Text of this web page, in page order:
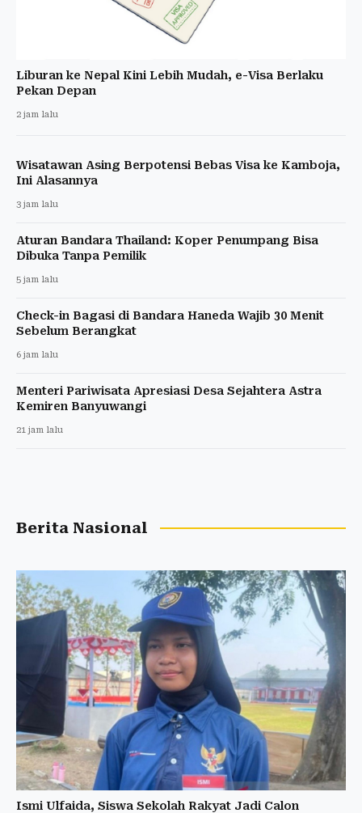
Liburan ke Nepal Kini Lebih Mudah, e-Visa Berlaku
Pekan Depan
2 jam lalu
Wisatawan Asing Berpotensi Bebas Visa ke Kamboja,
Ini Alasannya
3 jam lalu
Aturan Bandara Thailand: Koper Penumpang Bisa
Dibuka Tanpa Pemilik
5 jam lalu
Check-in Bagasi di Bandara Haneda Wajib 30 Menit
Sebelum Berangkat
6 jam lalu
Menteri Pariwisata Apresiasi Desa Sejahtera Astra
Kemiren Banyuwangi
21 jam lalu
Berita Nasional
Ismi Ulfaida, Siswa Sekolah Rakyat Jadi Calon